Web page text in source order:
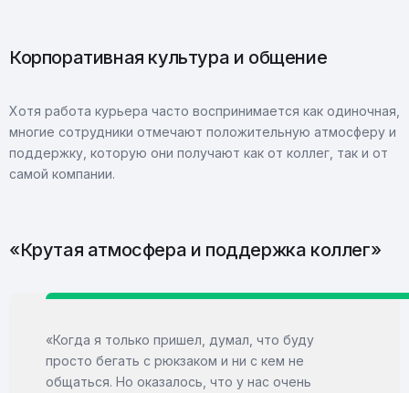
Корпоративная культура и общение
Хотя работа курьера часто воспринимается как одиночная,
многие сотрудники отмечают положительную атмосферу и
поддержку, которую они получают как от коллег, так и от
самой компании.
«Крутая атмосфера и поддержка коллег»
«Когда я только пришел, думал, что буду
просто бегать с рюкзаком и ни с кем не
общаться. Но оказалось, что у нас очень